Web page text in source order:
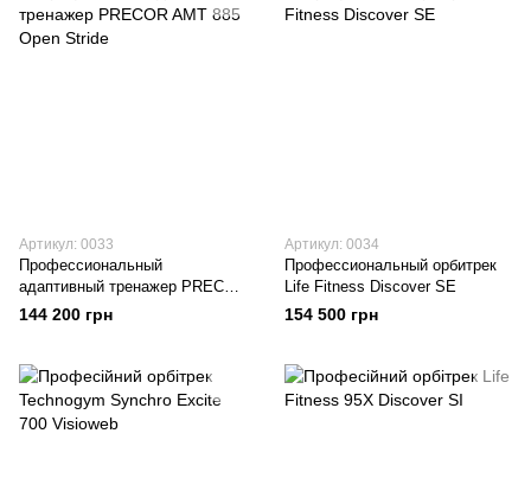
Артикул: 0033
Профессиональный
адаптивный тренажер PRECOR
AMT 885 Open Stride
144 200 грн
Артикул: 0034
Профессиональный орбитрек
Life Fitness Discover SE
154 500 грн